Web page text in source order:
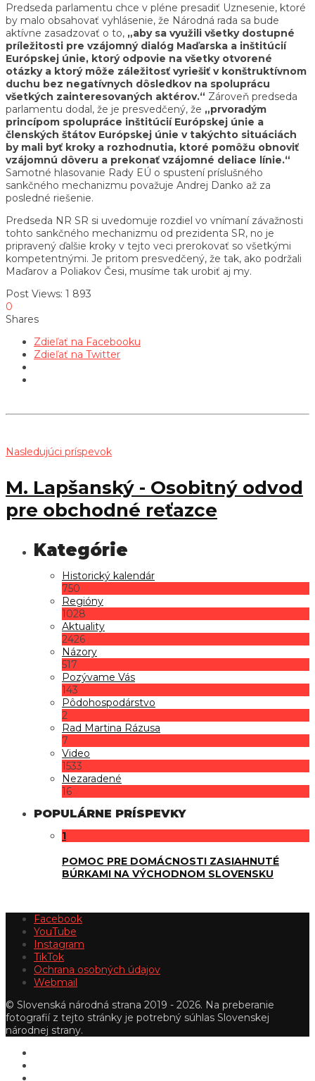
Predseda parlamentu chce v pléne presadiť Uznesenie, ktoré
by malo obsahovať vyhlásenie, že Národná rada sa bude
aktívne zasadzovať o to, „aby sa využili všetky dostupné
príležitosti pre vzájomný dialóg Maďarska a inštitúcií
Európskej únie, ktorý odpovie na všetky otvorené
otázky a ktorý môže záležitosť vyriešiť v konštruktívnom
duchu bez negatívnych dôsledkov na spoluprácu
všetkých zainteresovaných aktérov.“ Zároveň predseda
parlamentu dodal, že je presvedčený, že „prvoradým
princípom spolupráce inštitúcií Európskej únie a
členských štátov Európskej únie v takýchto situáciách
by mali byť kroky a rozhodnutia, ktoré pomôžu obnoviť
vzájomnú dôveru a prekonať vzájomné deliace línie.“
Samotné hlasovanie Rady EÚ o spustení príslušného
sankčného mechanizmu považuje Andrej Danko až za
posledné riešenie.
Predseda NR SR si uvedomuje rozdiel vo vnímaní závažnosti
tohto sankčného mechanizmu od prezidenta SR, no je
pripravený ďalšie kroky v tejto veci prerokovať so všetkými
kompetentnými. Je pritom presvedčený, že tak, ako podržali
Maďarov a Poliakov Česi, musíme tak urobiť aj my.
Post Views: 1 893
0
Shares
Zdieľať na Facebooku
Zdieľať na Twitter
Nasledujúci príspevok
M. Lapšanský - Osobitný odvod
pre obchodné reťazce
Historický kalendár
750
Regióny
1028
Aktuality
2426
Názory
517
Pozývame Vás
143
Pôdohospodárstvo
2
Rad Martina Rázusa
7
Video
1533
Nezaradené
16
POPULÁRNE PRÍSPEVKY
1
POMOC PRE DOMÁCNOSTI ZASIAHNUTÉ
BÚRKAMI NA VÝCHODNOM SLOVENSKU
Facebook
YouTube
Instagram
TikTok
Ochrana osobných údajov
Webmail
© Slovenská národná strana 2019 - 2026. Na preberanie
fotografií z tejto stránky je potrebný súhlas Slovenskej
národnej strany.